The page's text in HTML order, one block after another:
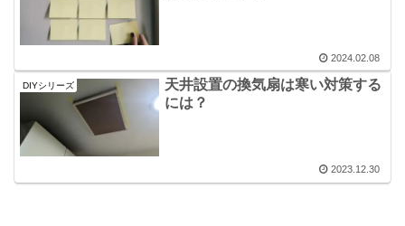
2024.02.08
DIYシリーズ
天井設置の換気扇は寒い対策する
には？
2023.12.30